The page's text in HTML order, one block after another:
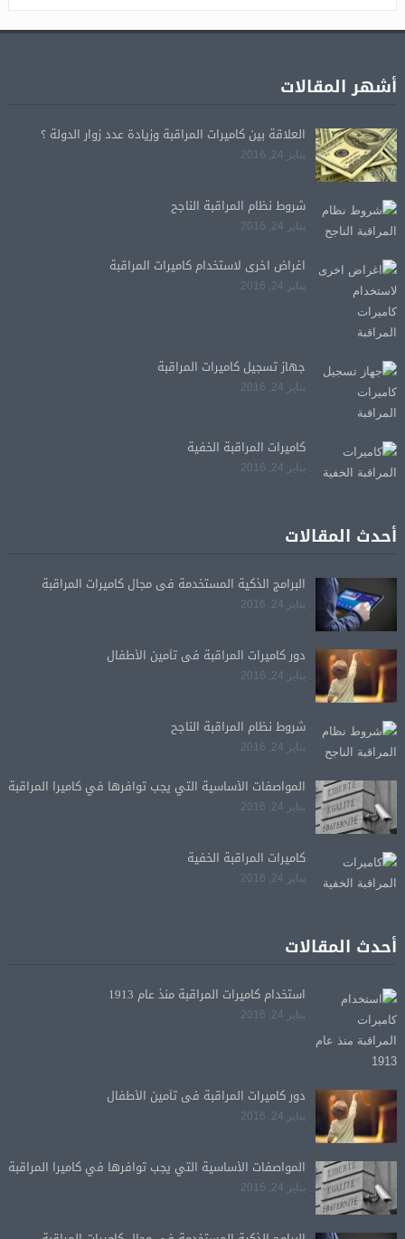
أشهر المقالات
العلاقة بين كاميرات المراقبة وزيادة عدد زوار الدولة ؟
يناير 24, 2016
شروط نظام المراقبة الناجح
يناير 24, 2016
اغراض اخرى لاستخدام كاميرات المراقبة
يناير 24, 2016
جهاز تسجيل كاميرات المراقبة
يناير 24, 2016
كاميرات المراقبة الخفية
يناير 24, 2016
أحدث المقالات
البرامج الذكية المستخدمة فى مجال كاميرات المراقبة
يناير 24, 2016
دور كاميرات المراقبة فى تأمين الأطفال
يناير 24, 2016
شروط نظام المراقبة الناجح
يناير 24, 2016
المواصفات الأساسية التي يجب توافرها في كاميرا المراقبة
يناير 24, 2016
كاميرات المراقبة الخفية
يناير 24, 2016
أحدث المقالات
استخدام كاميرات المراقبة منذ عام 1913
يناير 24, 2016
دور كاميرات المراقبة فى تأمين الأطفال
يناير 24, 2016
المواصفات الأساسية التي يجب توافرها في كاميرا المراقبة
يناير 24, 2016